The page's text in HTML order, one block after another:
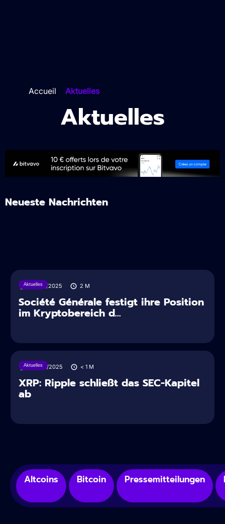
Accueil Aktuelles
Aktuelles
Neueste Nachrichten
Aktuelles
28/07/2025 2 M
Société Générale festigt ihre Position
im Kryptobereich d...
Aktuelles
28/06/2025 < 1 M
XRP: Ripple schließt das SEC-Kapitel
ab
Altcoins Bitcoin Pressemitteilungen